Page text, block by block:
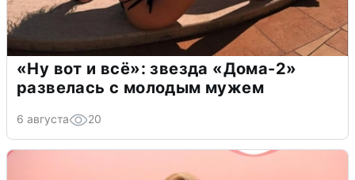
«Ну вот и всё»: звезда «Дома-2»
развелась с молодым мужем
6 августа 20